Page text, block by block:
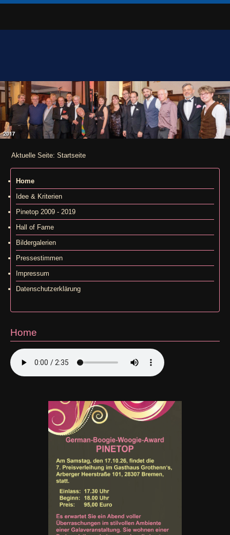
Aktuelle Seite: Startseite
Home
Idee & Kriterien
Pinetop 2009 - 2019
Hall of Fame
Bildergalerien
Pressestimmen
Impressum
Datenschutzerklärung
Home